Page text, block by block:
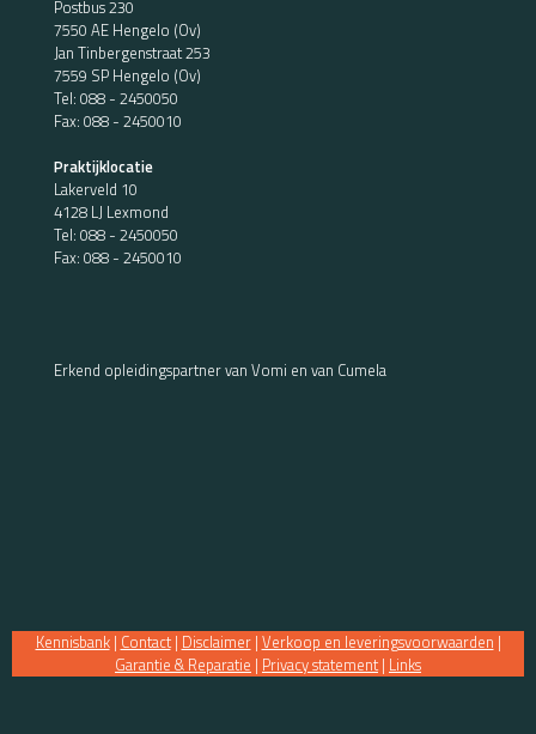
Postbus 230
7550 AE Hengelo (Ov)
Jan Tinbergenstraat 253
7559 SP Hengelo (Ov)
Tel: 088 - 2450050
Fax: 088 - 2450010
Praktijklocatie
Lakerveld 10
4128 LJ Lexmond
Tel: 088 - 2450050
Fax: 088 - 2450010
Erkend opleidingspartner van Vomi en van Cumela
Kennisbank| Contact| Disclaimer| Verkoop en leveringsvoorwaarden |
Garantie & Reparatie | Privacy statement | Links